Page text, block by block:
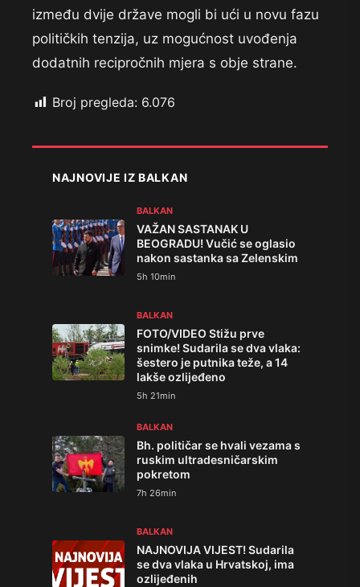
između dvije države mogli bi ući u novu fazu
političkih tenzija, uz mogućnost uvođenja
dodatnih recipročnih mjera s obje strane.
Broj pregleda: 6.076
NAJNOVIJE IZ BALKAN
BALKAN
VAŽAN SASTANAK U
BEOGRADU! Vučić se oglasio
nakon sastanka sa Zelenskim
5h 10min
BALKAN
FOTO/VIDEO Stižu prve
snimke! Sudarila se dva vlaka:
šestero je putnika teže, a 14
lakše ozlijeđeno
5h 21min
BALKAN
Bh. političar se hvali vezama s
ruskim ultradesničarskim
pokretom
7h 26min
BALKAN
NAJNOVIJA VIJEST! Sudarila
se dva vlaka u Hrvatskoj, ima
ozlijeđenih